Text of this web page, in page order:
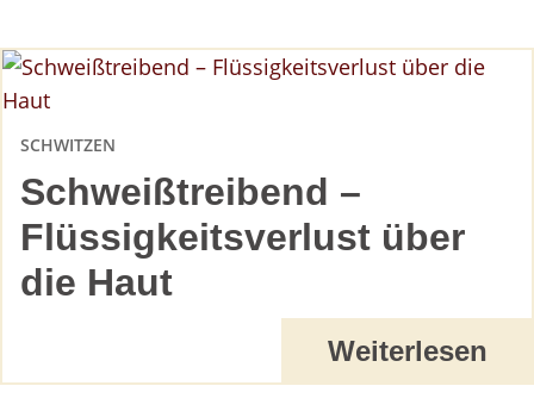
Schweißtreibend –
Flüssigkeitsverlust über
die Haut
SCHWITZEN
Weiterlesen